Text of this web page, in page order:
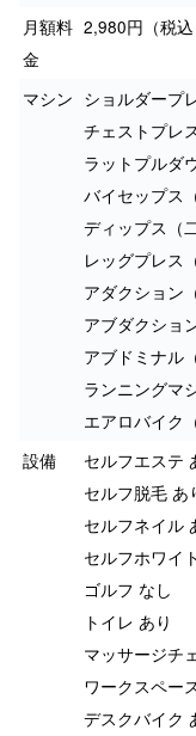
月額料
金
2,980円（税込
マシン ショルダープ
チェストプレ
ラットプルダ
バイセップス
ディップス（
レッグプレス
アダクション
アブダクショ
アブドミナル
ランニングマ
エアロバイク
設備
セルフエステ
セルフ脱毛 あ
セルフネイル
セルフホワイ
ゴルフ なし
トイレ あり
マッサージチ
ワークスペー
デスクバイク